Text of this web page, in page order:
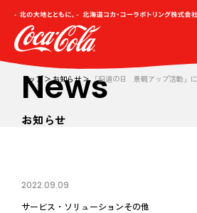
トップ お知らせ 「旧道の日 景観アップ活動」
News
お知らせ
2022.09.09
サービス・ソリューションその他